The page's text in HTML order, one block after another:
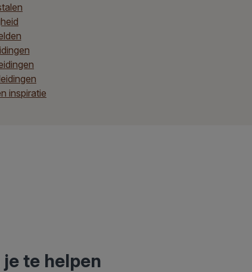
inspiratie
te helpen